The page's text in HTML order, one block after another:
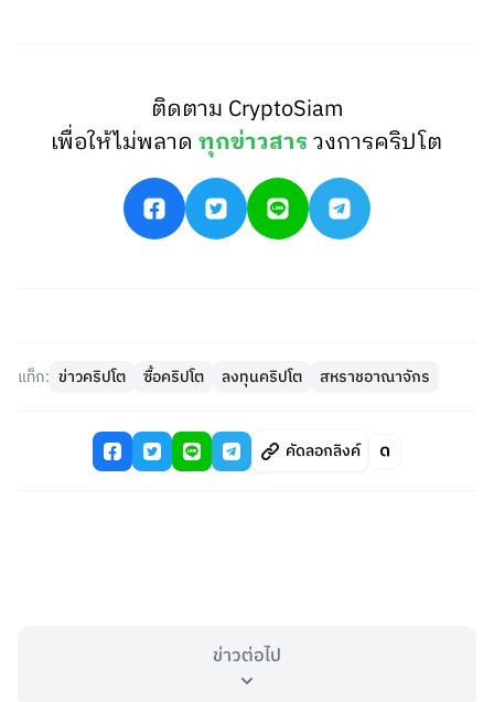
ติดตาม CryptoSiam
เพื่อให้ไม่พลาดทุกข่าวสารวงการคริปโต
แท็ก: ข่าวคริปโต ซื้อคริปโต ลงทุนคริปโต สหราชอาณาจักร
คัดลอกลิงค์
ข่าวต่อไป